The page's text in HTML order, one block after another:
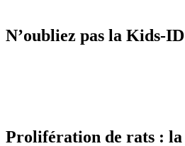
N’oubliez pas la Kids-ID
Prolifération de rats : la